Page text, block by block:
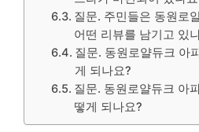
질문. 주민들은 동원로
어떤 리뷰를 남기고 있
질문. 동원로얄듀크 아
게 되나요?
질문. 동원로얄듀크 아
떻게 되나요?